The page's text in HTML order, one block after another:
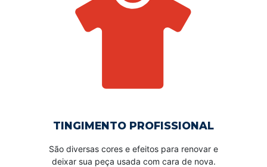
TINGIMENTO PROFISSIONAL
São diversas cores e efeitos para renovar e
deixar sua peça usada com cara de nova.